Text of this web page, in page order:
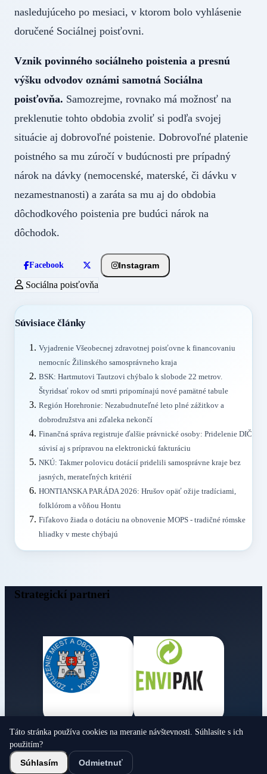
nasledujúceho po mesiaci, v ktorom bolo vyhlásenie
doručené Sociálnej poisťovni.
Vznik povinného sociálneho poistenia a presnú
výšku odvodov oznámi samotná Sociálna
poisťovňa. Samozrejme, rovnako má možnosť na
preklenutie tohto obdobia zvoliť si podľa svojej
situácie aj dobrovoľné poistenie. Dobrovoľné platenie
poistného sa mu zúročí v budúcnosti pre prípadný
nárok na dávky (nemocenské, materské, či dávku v
nezamestnanosti) a zaráta sa mu aj do obdobia
dôchodkového poistenia pre budúci nárok na
dôchodok.
Facebook Instagram
Sociálna poisťovňa
Súvisiace články
Vyjadrenie Všeobecnej zdravotnej poisťovne k financovaniu
nemocníc Žilinského samosprávneho kraja
BSK: Hartmutovi Tautzovi chýbalo k slobode 22 metrov.
Štyridsať rokov od smrti pripomínajú nové pamätné tabule
Región Horehronie: Nezabudnuteľné leto plné zážitkov a
dobrodružstva ani zďaleka nekončí
Finančná správa registruje ďalšie právnické osoby: Pridelenie DIČ
súvisí aj s prípravou na elektronickú fakturáciu
NKÚ: Takmer polovicu dotácií pridelili samosprávne kraje bez
jasných, merateľných kritérií
HONTIANSKA PARÁDA 2026: Hrušov opäť ožije tradíciami,
folklórom a vôňou Hontu
Fiľakovo žiada o dotáciu na obnovenie MOPS - tradičné rómske
hliadky v meste chýbajú
Strategickí partneri
Obecné noviny
© 2026 Všetky práva vyhradené
Táto stránka používa cookies na meranie návštevnosti. Súhlasíte s ich
použitím?
Súhlasím Odmietnuť